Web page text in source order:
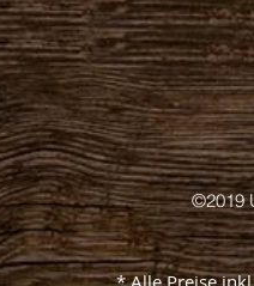
©2019
* Alle Preise